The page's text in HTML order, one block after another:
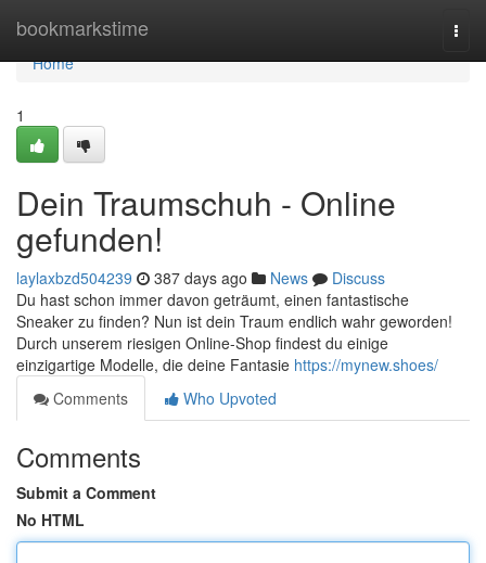
bookmarkstime
Home
Home
1
Dein Traumschuh - Online
gefunden!
laylaxbzd504239 387 days ago News
Discuss
Du hast schon immer davon geträumt, einen fantastische
Sneaker zu finden? Nun ist dein Traum endlich wahr geworden!
Durch unserem riesigen Online-Shop findest du einige
einzigartige Modelle, die deine Fantasie https://mynew.shoes/
Comments
Who Upvoted
Comments
Submit a Comment
No HTML